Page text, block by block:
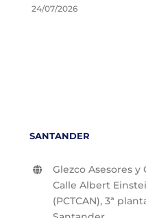
24/07/2026
SANTANDER
Glezco Asesores y
Calle Albert
(PCTCAN), 3ª